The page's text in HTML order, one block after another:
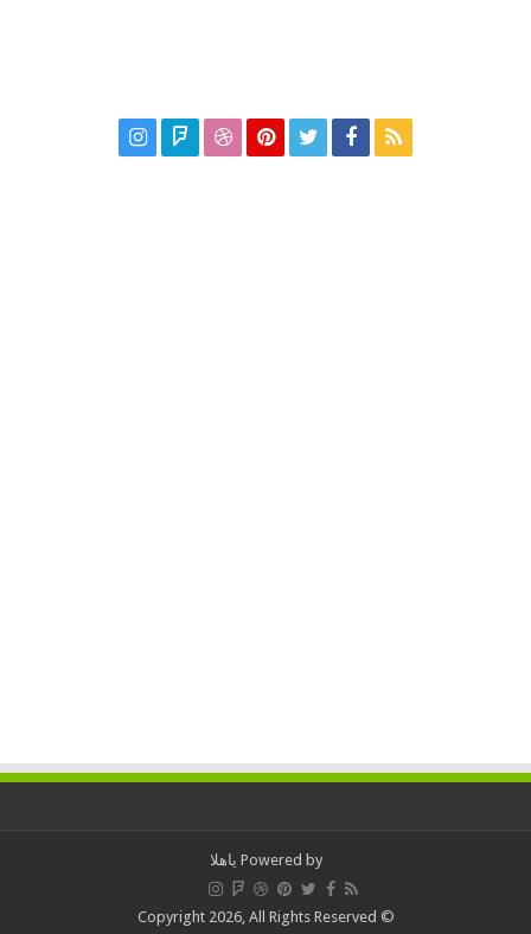
Powered by ياهلا
© Copyright 2026, All Rights Reserved